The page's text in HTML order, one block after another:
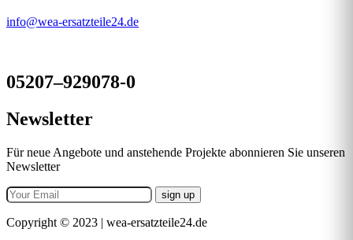
info@wea-ersatzteile24.de
05207–929078-0
Newsletter
Für neue Angebote und anstehende Projekte abonnieren Sie unseren
Newsletter
Copyright © 2023 | wea-ersatzteile24.de